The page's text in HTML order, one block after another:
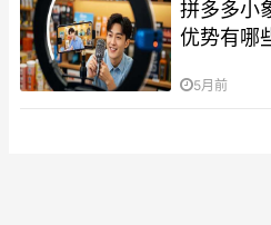
拼多多小
优势有哪
5月前